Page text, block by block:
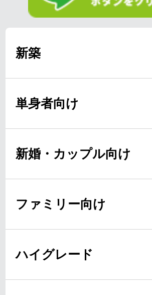
新築
単身者向け
新婚・カップル向け
ファミリー向け
ハイグレード